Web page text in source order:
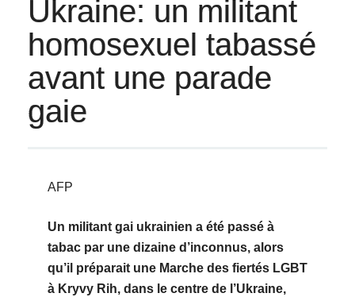
Ukraine: un militant
homosexuel tabassé
avant une parade
gaie
AFP
Un militant gai ukrainien a été passé à
tabac par une dizaine d’inconnus, alors
qu’il préparait une Marche des fiertés LGBT
à Kryvy Rih, dans le centre de l’Ukraine,